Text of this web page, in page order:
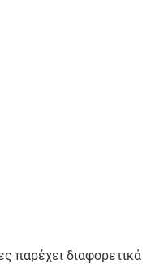
παρέχει διαφορετικά